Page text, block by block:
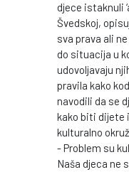
djece istaknuli
Švedskoj,
sva prava ali
do situacija u
udovoljavaju
pravila kako
navodili da se
kako biti dijete
kulturalno
- Problem su
Naša djeca ne